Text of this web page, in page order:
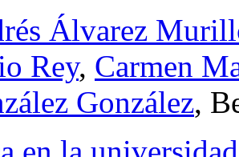
Álvarez
Rey, Carmen
González,